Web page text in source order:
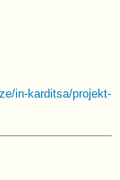
in-karditsa/projekt-